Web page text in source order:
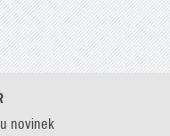
novinek